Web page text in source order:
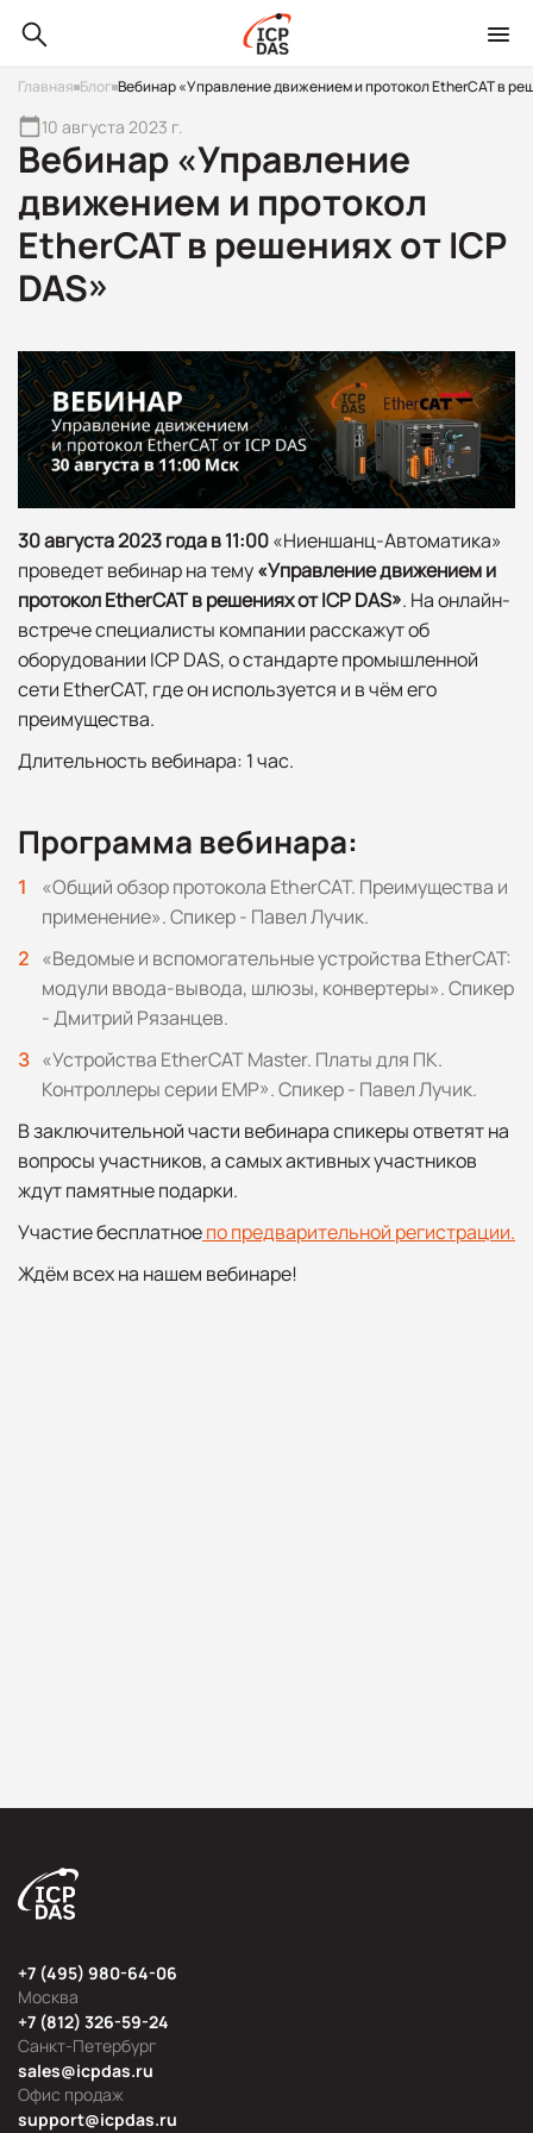
Главная Блог Вебинар «Управление движением и протокол EtherCAT в
Вебинар «Управление
движением и протокол
EtherCAT в решениях от ICP
DAS»
10 августа 2023 г.
30 августа 2023 года в 11:00«Ниеншанц-Автоматика»
проведет вебинар на тему«Управление движением и
протокол EtherCAT в решениях от ICP DAS». На онлайн-
встрече специалисты компании расскажут об
оборудовании ICP DAS, о стандарте промышленной
сети EtherCAT, где он используется и в чём его
преимущества.
Длительность вебинара: 1 час.
Программа вебинара:
«Общий обзор протокола EtherCAT. Преимущества и
применение». Спикер - Павел Лучик.
«Ведомые и вспомогательные устройства EtherCAT:
модули ввода-вывода, шлюзы, конвертеры». Спикер
- Дмитрий Рязанцев.
«Устройства EtherCAT Master. Платы для ПК.
Контроллеры серии EMP». Спикер - Павел Лучик.
В заключительной части вебинара спикеры ответят на
вопросы участников, а самых активных участников
ждут памятные подарки.
Участие бесплатноепо предварительной регистрации.
Ждём всех на нашем вебинаре!
Москва
+7 (495) 980-64-06
Офис продаж
sales@icpdas.ru
Санкт-Петербург
+7 (812) 326-59-24
support@icpdas.ru